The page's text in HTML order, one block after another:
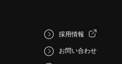
採用情報
お問い合わせ